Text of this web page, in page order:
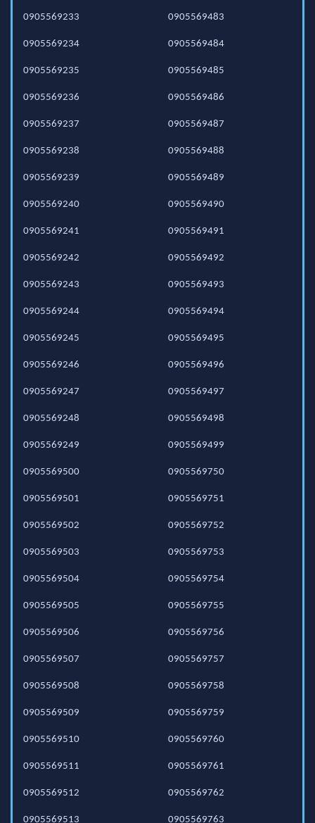
0905569233
0905569234
0905569235
0905569236
0905569237
0905569238
0905569239
0905569240
0905569241
0905569242
0905569243
0905569244
0905569245
0905569246
0905569247
0905569248
0905569249
0905569483
0905569484
0905569485
0905569486
0905569487
0905569488
0905569489
0905569490
0905569491
0905569492
0905569493
0905569494
0905569495
0905569496
0905569497
0905569498
0905569499
0905569500
0905569501
0905569502
0905569503
0905569504
0905569505
0905569506
0905569507
0905569508
0905569509
0905569510
0905569511
0905569512
0905569513
0905569750
0905569751
0905569752
0905569753
0905569754
0905569755
0905569756
0905569757
0905569758
0905569759
0905569760
0905569761
0905569762
0905569763